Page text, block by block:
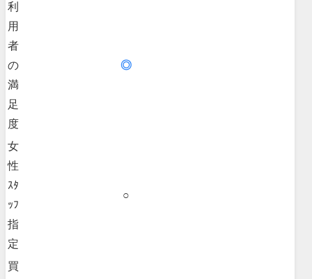
利
用
者
の
満
足
度
◎
女
性
ｽﾀ
ｯﾌ
指
定
○
買